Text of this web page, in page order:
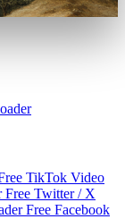
TikTok Video
Free Twitter / X
Free Facebook